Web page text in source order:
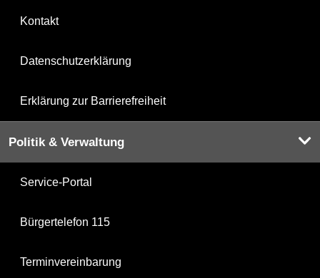
Kontakt
Datenschutzerklärung
Erklärung zur Barrierefreiheit
Politik & Verwaltung
Service-Portal
Bürgertelefon 115
Terminvereinbarung